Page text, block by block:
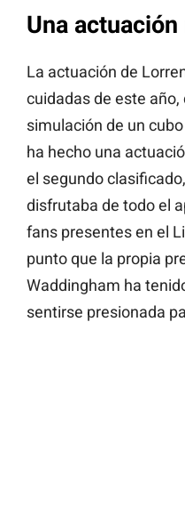
Una
La actuación de
cuidadas de este año,
simulación de un
ha hecho una
el segundo
disfrutaba de todo el
fans presentes en el
punto que la propia
Waddingham ha
sentirse presionada